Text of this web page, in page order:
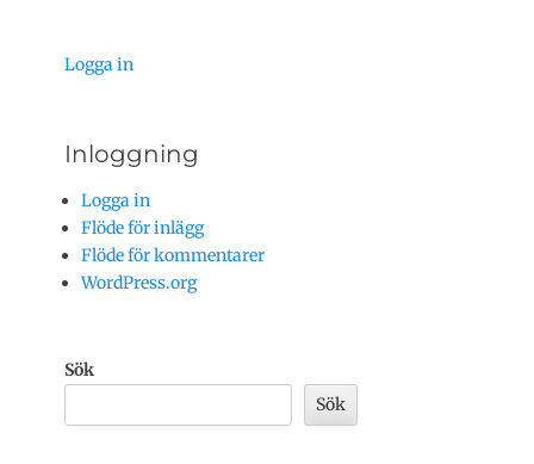
Logga in
Inloggning
Logga in
Flöde för inlägg
Flöde för kommentarer
WordPress.org
Sök
Sök